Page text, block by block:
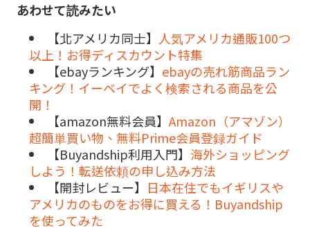
あわせて読みたい
【北アメリカ同士】 人気アメリカ通販100つ
以上！お得ディスカウント特集
【ebayランキング】 ebayの売れ筋商品ラン
キング！イーベイでよく検索される商品を公
開！
【amazon無料会員】 Amazon（アマゾン）
超簡単買い物、無料Prime会員登録ガイド
【Buyandship利用入門】 海外ショッピング
しよう！転送依頼の申し込み方法
【開封レビュー】 日本在住でもイギリスや
アメリカのものをお得に買える！Buyandship
を使ってみた